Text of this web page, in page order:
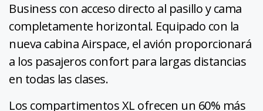
Business con acceso directo al pasillo y cama
completamente horizontal. Equipado con la
nueva cabina Airspace, el avión proporcionará
a los pasajeros confort para largas distancias
en todas las clases.
Los compartimentos XL ofrecen un 60% más